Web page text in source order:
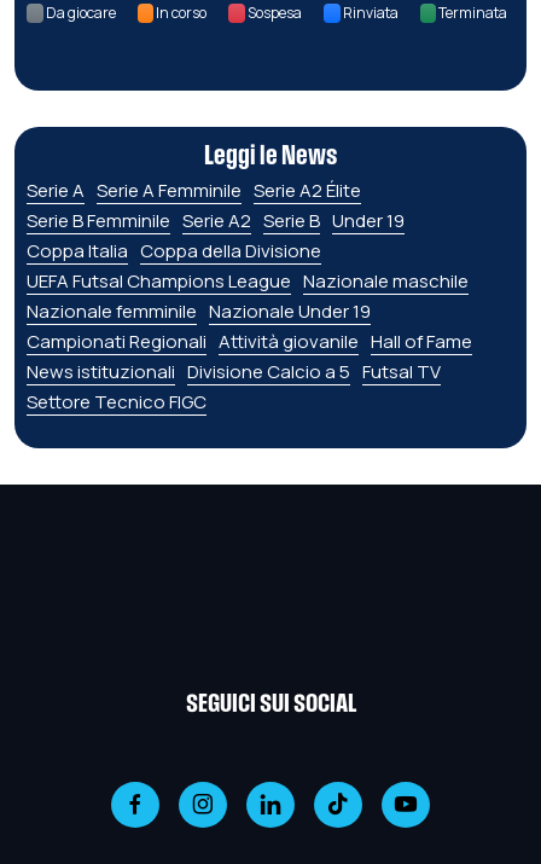
Da giocare In corso Sospesa Rinviata Terminata
Leggi le News
Serie A Serie A Femminile Serie A2 Élite
Serie B Femminile Serie A2 Serie B Under 19
Coppa Italia Coppa della Divisione
UEFA Futsal Champions League Nazionale maschile
Nazionale femminile Nazionale Under 19
Campionati Regionali Attività giovanile Hall of Fame
News istituzionali Divisione Calcio a 5 Futsal TV
Settore Tecnico FIGC
SEGUICI SUI SOCIAL